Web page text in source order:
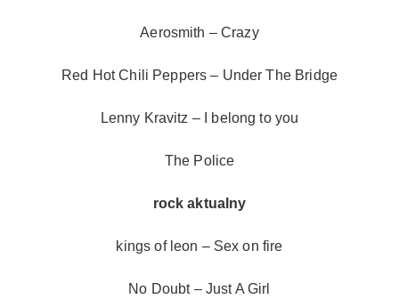
Aerosmith – Crazy
Red Hot Chili Peppers – Under The Bridge
Lenny Kravitz – I belong to you
The Police
rock aktualny
kings of leon – Sex on fire
No Doubt – Just A Girl